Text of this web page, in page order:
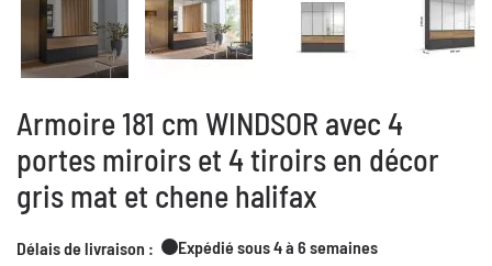
Armoire 181 cm WINDSOR avec 4
portes miroirs et 4 tiroirs en décor
gris mat et chene halifax
Délais de livraison : Expédié sous 4 à 6 semaines